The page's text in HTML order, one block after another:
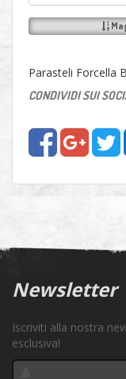
Parasteli Forcella
CONDIVIDI SUI
Newsletter
Iscriviti alla nostra
esclusiva!